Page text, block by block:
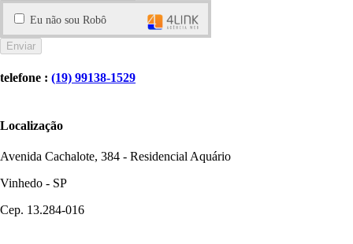
Eu não sou Robô
telefone : (19) 99138-1529
Localização
Avenida Cachalote, 384 - Residencial Aquário
Vinhedo - SP
Cep. 13.284-016